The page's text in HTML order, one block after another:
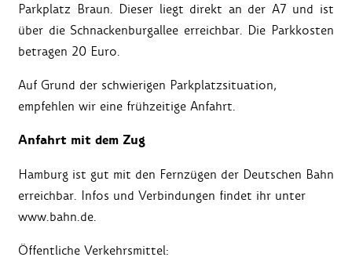
Parkplatz Braun. Dieser liegt direkt an der A7 und ist
über die Schnackenburgallee erreichbar. Die Parkkosten
betragen 20 Euro.
Auf Grund der schwierigen Parkplatzsituation,
empfehlen wir eine frühzeitige Anfahrt.
Anfahrt mit dem Zug
Hamburg ist gut mit den Fernzügen der Deutschen Bahn
erreichbar. Infos und Verbindungen findet ihr unter
www.bahn.de.
Öffentliche Verkehrsmittel: